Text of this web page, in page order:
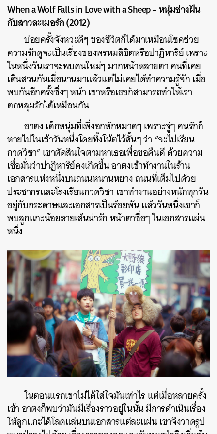
When a Wolf Falls in Love with a Sheep – หนุ่มช่างฝัน
กับสาวละเมอรัก (2012)
บ่อยครั้งจังหวะดีๆ ของชีวิตก็ได้มาเหมือนโชคช่วย
ความรักดูจะเป็นเรื่องของพรหมลิขิตหรือปาฏิหาริย์ เพราะ
ในหนึ่งวันเราจะพบคนใหม่ๆ มากหน้าหลายตา คนที่เคย
เดินสวนกันเมื่อนานมาแล้วแต่ไม่เคยได้ทำความรู้จัก เมื่อ
พบกันอีกครั้งซึ่งๆ หน้า เขาหรือเธอก็สามารถทำให้เรา
ตกหลุมรักได้เหมือนกัน
อาตง เด็กหนุ่มที่เพิ่งอกหักหมาดๆ เพราะจู่ๆ คนรักก็
หายไปในเช้าวันหนึ่งโดยทิ้งโน้ตไว้สั้นๆ ว่า “จะไปเรียน
กวดวิชา” เขาตัดสินใจตามหาเธอเพื่อขอคืนดี ด้วยความ
เชื่อมั่นว่าปาฏิหาริย์คงเกิดขึ้น อาตงเข้าทำงานในร้าน
เอกสารแห่งหนึ่งบนถนนหนานหยาง ถนนที่เต็มไปด้วย
ประชากรและโรงเรียนกวดวิชา เขาทำงานอย่างหนักทุกวัน
อยู่กับกระดาษและเอกสารเป็นร้อยพัน แล้ววันหนึ่งเขาก็
พบลูกแกะน้อยลายเส้นน่ารัก หน้าตาซื่อๆ ในเอกสารแผ่น
หนึ่ง
ในตอนแรกเขาไม่ได้ใส่ใจมันเท่าไร แต่เมื่อหลายครั้ง
เข้า อาตงก็พบว่ามันมีเรื่องราวอยู่ในนั้น มีการดำเนินเรื่อง
ให้ลูกแกะได้โลดแล่นบนเอกสารแต่ละแผ่น เขาจึงวาดรูป